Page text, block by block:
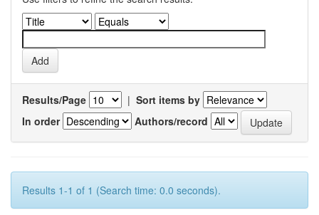
Results/Page | Sort items by
In order
Authors/record
Results 1-1 of 1 (Search time: 0.0 seconds).